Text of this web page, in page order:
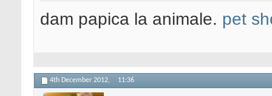
dam papica la animale. pet
4th December 2012, 11:36